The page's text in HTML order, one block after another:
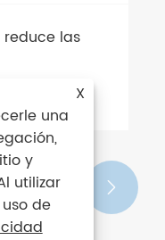
X
una
y
utilizar
de